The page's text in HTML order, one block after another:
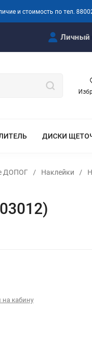
и стоимость по тел.
Личный
ДИСКИ
ДОПОГ / Наклейки /
на кабину